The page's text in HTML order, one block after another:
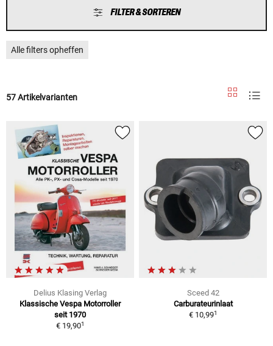
FILTER & SORTEREN
Alle filters opheffen
57 Artikelvarianten
Delius Klasing Verlag
Klassische Vespa Motorroller
seit 1970
€ 19,901
Sceed 42
Carburateurinlaat
€ 10,991